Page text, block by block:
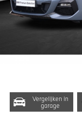
Vergelijken in
garage